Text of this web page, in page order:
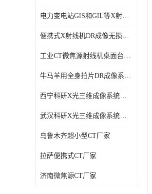
电力变电站GIS和GIL等X射线探伤检测系统
便携式X射线机DR成像无损探伤检测系统
工业CT微焦源射线机桌面台式CT实验动物三维X光成像系统微型CT
牛马羊用全身拍片DR成像系统动物园兽医站数字化X光机悬吊牛用DR
西宁科研X光三维成像系统定制
武汉科研X光三维成像系统定制
乌鲁木齐超小型CT厂家
拉萨便携式CT厂家
济南微焦源CT厂家